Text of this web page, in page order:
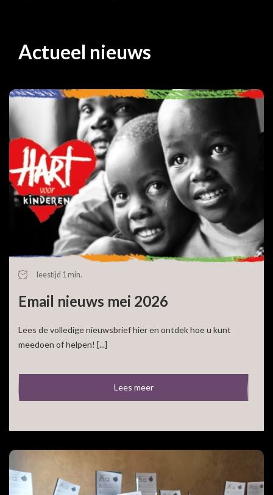
Actueel nieuws
leestijd 1 min.
Email nieuws mei 2026
Lees de volledige nieuwsbrief hier en ontdek hoe u kunt
meedoen of helpen! [...]
Lees meer